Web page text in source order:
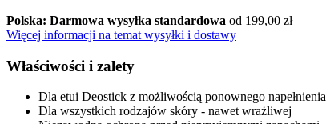
Polska: Darmowa wysyłka standardowa od 199,00 zł
Więcej informacji na temat wysyłki i dostawy
Właściwości i zalety
Dla etui Deostick z możliwością ponownego napełnienia
Dla wszystkich rodzajów skóry - nawet wrażliwej